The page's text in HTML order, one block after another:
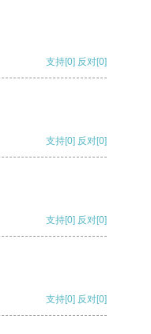
支持[0] 反对[0]
支持[0] 反对[0]
支持[0] 反对[0]
支持[0] 反对[0]